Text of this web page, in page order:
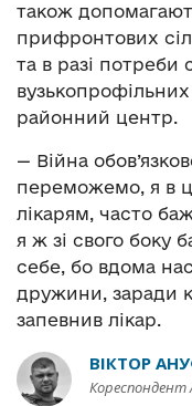
також
прифронтових сіл
та в разі потреби
районний центр.
— Війна
переможемо, я в
лікарям, часто
я ж зі свого боку
себе, бо вдома нас
дружини, заради
запевнив лікар.
ВІКТОР
Кореспондент